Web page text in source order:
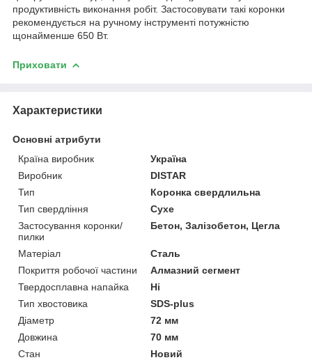
продуктивність виконання робіт. Застосовувати такі коронки
рекомендується на ручному інструменті потужністю
щонайменше 650 Вт.
Приховати
Характеристики
Основні атрибути
Країна виробник
Україна
Виробник
DISTAR
Тип
Коронка свердлильна
Тип свердління
Сухе
Застосування коронки/
пилки
Бетон, Залізобетон, Цегла
Матеріал
Сталь
Покриття робочої частини
Алмазний сегмент
Твердосплавна напайка
Ні
Тип хвостовика
SDS-plus
Діаметр
72 мм
Довжина
70 мм
Стан
Новий